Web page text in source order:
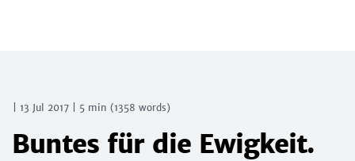
13 Jul 2017 5 min (1358 words)
Buntes für die Ewigkeit.